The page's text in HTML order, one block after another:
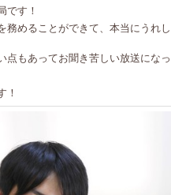
です！
務めることができて、本当にうれ
点もあってお聞き苦しい放送にな
！